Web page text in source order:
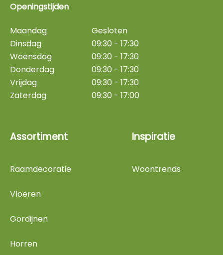
Openingstijden
Maandag
Gesloten
Dinsdag
09:30 - 17:30
Woensdag
09:30 - 17:30
Donderdag
09:30 - 17:30
Vrijdag
09:30 - 17:30
Zaterdag
09:30 - 17:00
Assortiment
Raamdecoratie
Vloeren
Gordijnen
Horren
Inspiratie
Woontrends